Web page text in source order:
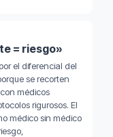
= riesgo»
el diferencial del
se recorten
médicos
rigurosos. El
médico sin médico